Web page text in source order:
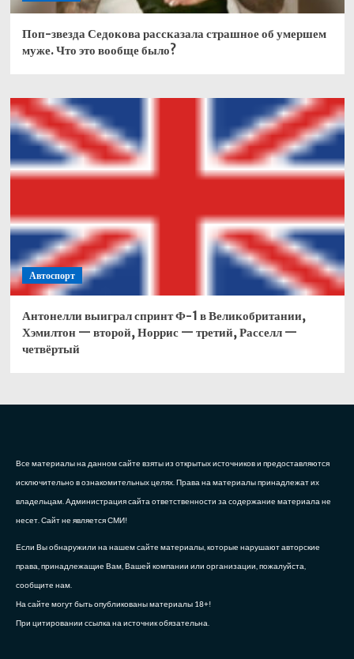
Поп-звезда Седокова рассказала страшное об умершем
муже. Что это вообще было?
Автоспорт
Антонелли выиграл спринт Ф-1 в Великобритании,
Хэмилтон — второй, Норрис — третий, Расселл —
четвёртый
Все материалы на данном сайте взяты из открытых источников и предоставляются
исключительно в ознакомительных целях. Права на материалы принадлежат их
владельцам. Администрация сайта ответственности за содержание материала не
несет. Сайт не является СМИ!
Если Вы обнаружили на нашем сайте материалы, которые нарушают авторские
права, принадлежащие Вам, Вашей компании или организации, пожалуйста,
сообщите нам.
На сайте могут быть опубликованы материалы 18+!
При цитировании ссылка на источник обязательна.